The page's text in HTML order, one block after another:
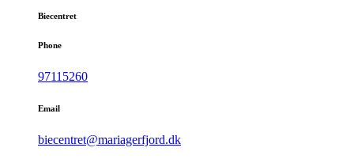
Biecentret
Phone
97115260
Email
biecentret@mariagerfjord.dk